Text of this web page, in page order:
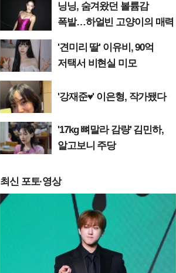
닝닝, 숨겨왔던 볼륨감
폭발…하얼빈 고양이의 매력
'견미리 딸' 이유비, 90억
저택서 비현실 미모
'강재준♥' 이은형, 작가됐다
'17kg 뼈말라 감량' 김민하,
알고보니 주당
최신 포토·영상